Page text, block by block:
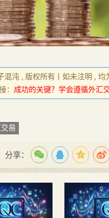
混沌 , 版权所有丨如未注明 , 均
： 成功的关键？学会遵循外汇
易
分享：